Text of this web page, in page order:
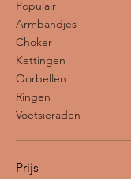
Populair
Armbandjes
Choker
Kettingen
Oorbellen
Ringen
Voetsieraden
Prijs